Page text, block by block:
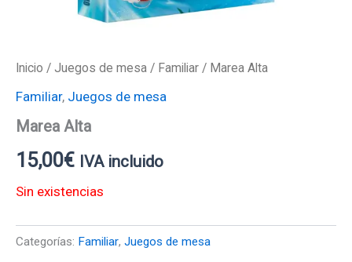
Inicio / Juegos de mesa / Familiar / Marea Alta
Familiar, Juegos de mesa
Marea Alta
15,00€ IVA incluido
Sin existencias
Categorías: Familiar, Juegos de mesa